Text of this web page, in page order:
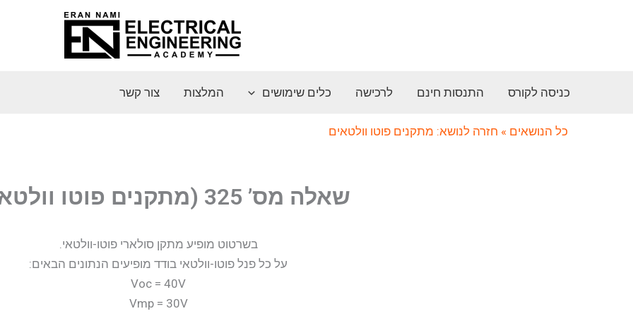
כניסה לקורס התנסות חינם לרכישה כלים שימושים המלצות צור קשר
כל הנושאים » חזרה לנושא: מתקנים פוטו וולטאים
שאלה מס’ 325 (מתקנים פוטו וולטאים)
בשרטוט מופיע מתקן סולארי פוטו-וולטאי.
על כל פנל פוטו-וולטאי בודד מופיעים הנתונים הבאים:
Voc = 40V
Vmp = 30V